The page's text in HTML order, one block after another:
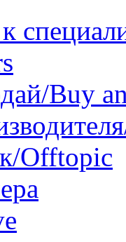
Buy
Offtopic